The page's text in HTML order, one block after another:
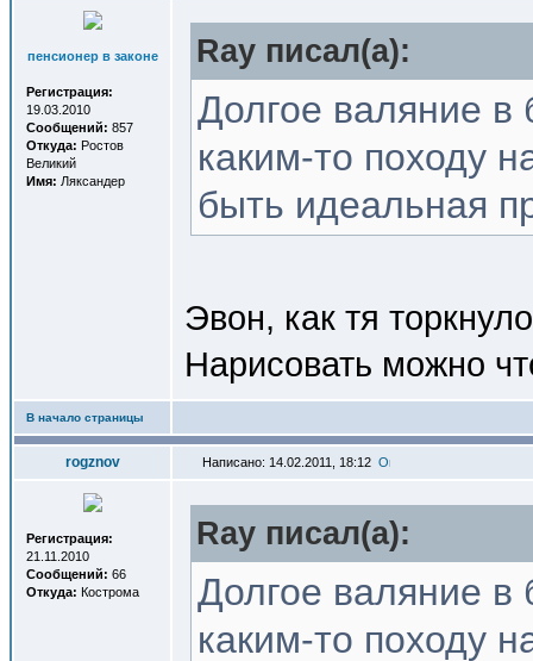
пенсионер в законе
Регистрация:
19.03.2010
Сообщений: 857
Откуда: Ростов
Великий
Имя: Ляксандер
Ray писал(a):
Долгое валяние в
каким-то походу
быть идеальная
Эвон, как тя
Нарисовать можно
В начало страницы
rogznov Написано: 14.02.2011, 18:12
Регистрация:
21.11.2010
Сообщений: 66
Откуда: Кострома
Ray писал(a):
Долгое валяние в
каким-то походу